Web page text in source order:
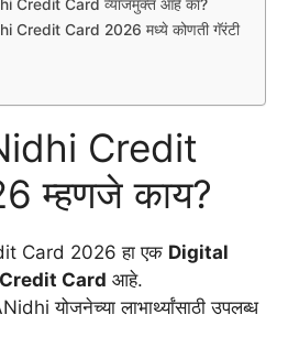
Credit Card व्याजमुक्त आहे का?
Credit Card 2026 मध्ये कोणती गॅरंटी
Credit
म्हणजे काय?
Card 2026 हा एक Digital
Card आहे.
योजनेच्या लाभार्थ्यांसाठी उपलब्ध